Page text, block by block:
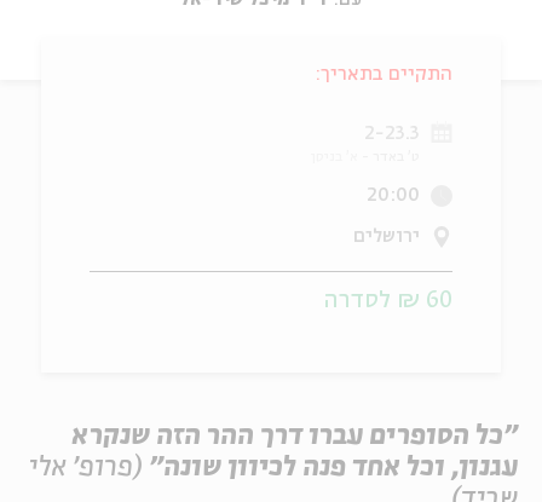
"כל הסופרים עברו דרך ההר הזה שנקרא
עגנון, וכל אחד פנה לכיוון שונה" (פרופ' אלי
התקיים בתאריך:
2-23.3
20:00
ירושלים
60 ₪ לסדרה